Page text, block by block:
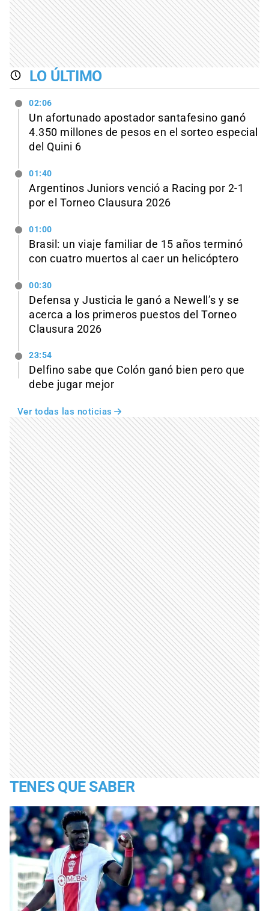
LO ÚLTIMO
02:06
Un afortunado apostador santafesino ganó
4.350 millones de pesos en el sorteo especial
del Quini 6
01:40
Argentinos Juniors venció a Racing por 2-1
por el Torneo Clausura 2026
01:00
Brasil: un viaje familiar de 15 años terminó
con cuatro muertos al caer un helicóptero
00:30
Defensa y Justicia le ganó a Newell’s y se
acerca a los primeros puestos del Torneo
Clausura 2026
23:54
Delfino sabe que Colón ganó bien pero que
debe jugar mejor
Ver todas las noticias
TENES QUE SABER